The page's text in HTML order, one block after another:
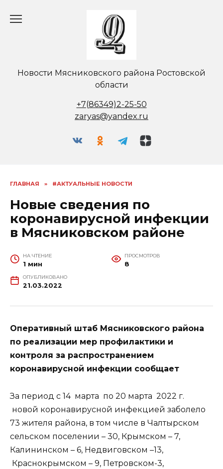
Новости Мясниковского района Ростовской
области
+7(86349)2-25-50
zaryas@yandex.ru
ГЛАВНАЯ » #АКТУАЛЬНЫЕ НОВОСТИ
Новые сведения по
коронавирусной инфекции
в Мясниковском районе
НА ЧТЕНИЕ
1 мин
ПРОСМОТРОВ
8
ОПУБЛИКОВАНО
21.03.2022
Оперативный штаб Мясниковского района
по реализации мер профилактики и
контроля за распространением
коронавирусной инфекции сообщает
За период с 14 марта по 20 марта 2022 г.
новой коронавирусной инфекцией заболело
73 жителя района, в том числе в Чалтырском
сельском поселении – 30, Крымском – 7,
Калининском – 6, Недвиговском –13,
Краснокрымском – 9, Петровском-3,